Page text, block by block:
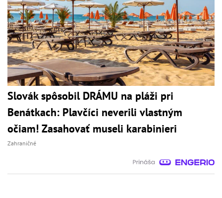
Slovák spôsobil DRÁMU na pláži pri
Benátkach: Plavčíci neverili vlastným
očiam! Zasahovať museli karabinieri
Zahraničné